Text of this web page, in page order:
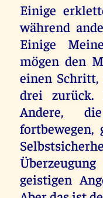
Einige
während
Einige
mögen den
einen
drei
Andere,
fortbewegen,
geistigen